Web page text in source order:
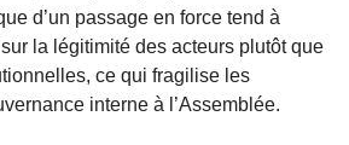
d’un passage en force tend à
la légitimité des acteurs plutôt que
ce qui fragilise les
interne à l’Assemblée.